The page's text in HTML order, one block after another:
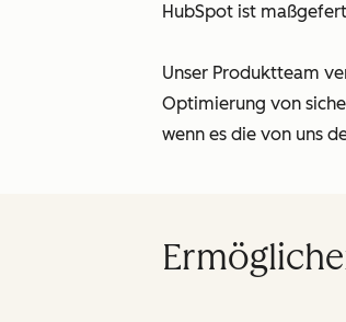
HubSpot ist
Unser Produktteam
Optimierung von
wenn es die von uns